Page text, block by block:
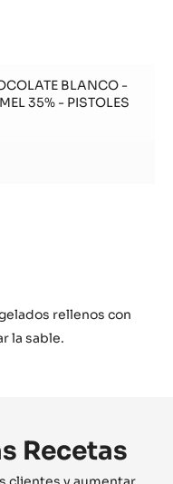
BLANCO -
35% - PISTOLES
rellenos con
la sable.
Recetas